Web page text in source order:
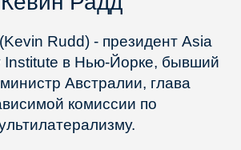
Rudd) - президент Asia
Institute в Нью-Йорке, бывший
Австралии, глава
комиссии по